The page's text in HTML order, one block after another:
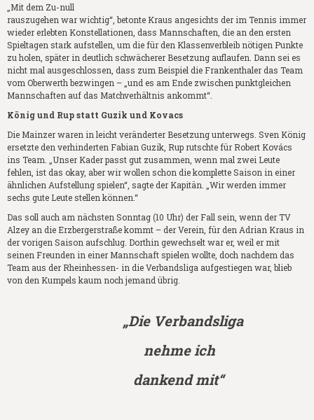
„Mit dem Zu-null
rauszugehen war wichtig“, betonte Kraus angesichts der im Tennis immer
wieder erlebten Konstellationen, dass Mannschaften, die an den ersten
Spieltagen stark aufstellen, um die für den Klassenverbleib nötigen Punkte
zu holen, später in deutlich schwächerer Besetzung auflaufen. Dann sei es
nicht mal ausgeschlossen, dass zum Beispiel die Frankenthaler das Team
vom Oberwerth bezwingen – „und es am Ende zwischen punktgleichen
Mannschaften auf das Matchverhältnis ankommt“.
König und Rup statt Guzik und Kovacs
Die Mainzer waren in leicht veränderter Besetzung unterwegs. Sven König
ersetzte den verhinderten Fabian Guzik, Rup rutschte für Robert Kovács
ins Team. „Unser Kader passt gut zusammen, wenn mal zwei Leute
fehlen, ist das okay, aber wir wollen schon die komplette Saison in einer
ähnlichen Aufstellung spielen“, sagte der Kapitän. „Wir werden immer
sechs gute Leute stellen können.“
Das soll auch am nächsten Sonntag (10 Uhr) der Fall sein, wenn der TV
Alzey an die Erzbergerstraße kommt – der Verein, für den Adrian Kraus in
der vorigen Saison aufschlug. Dorthin gewechselt war er, weil er mit
seinen Freunden in einer Mannschaft spielen wollte, doch nachdem das
Team aus der Rheinhessen- in die Verbandsliga aufgestiegen war, blieb
von den Kumpels kaum noch jemand übrig.
„Die Verbandsliga
nehme ich
dankend mit“